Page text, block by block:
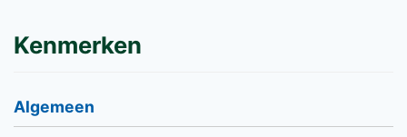
Kenmerken
Algemeen